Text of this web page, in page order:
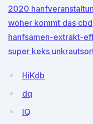
2020
woher kommt das cbd
hanfsamen-extrakt-
super keks
HiKdb
dq
IQ